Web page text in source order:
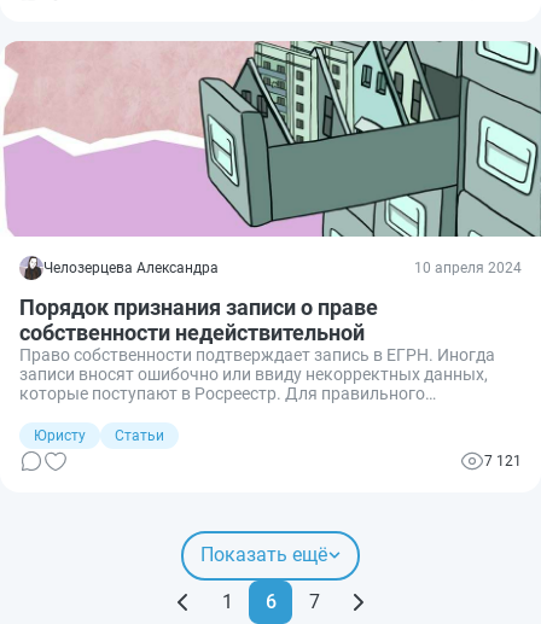
Челозерцева Александра 10 апреля 2024
Порядок признания записи о праве
собственности недействительной
Право собственности подтверждает запись в ЕГРН. Иногда
записи вносят ошибочно или ввиду некорректных данных,
которые поступают в Росреестр. Для правильного
в ЕГРН необходимо скорректировать или признать
недействительными. Разбираемся, как это сделать.
Юристу
Статьи
7 121
Показать ещё
1 6 7